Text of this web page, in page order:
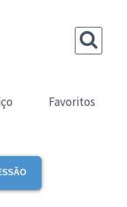
Favoritos